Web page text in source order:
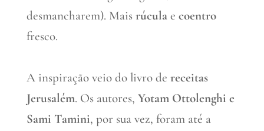
desmancharem). Mais rúculae coentro
fresco.
A inspiração veio do livro de receitas
Jerusalém. Os autores, Yotam Ottolenghi e
Sami Tamini, por sua vez, foram até a